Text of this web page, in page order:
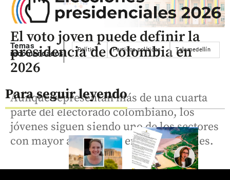
Temas
recomendados
Política Partidos políticos Telemedellín
Para seguir leyendo
El voto joven puede definir la
presidencia de Colombia en
2026
Aunque representan más de una cuarta
parte del electorado colombiano, los
jóvenes siguen siendo uno de los sectores
con mayor abstención en las elecciones.